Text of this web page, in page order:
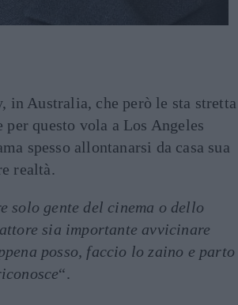
in Australia, che però le sta stretta
questo vola a Los Angeles
spesso allontanarsi da casa sua
realtà.
solo gente del cinema o dello
sia importante avvicinare
posso, faccio lo zaino e parto
“.